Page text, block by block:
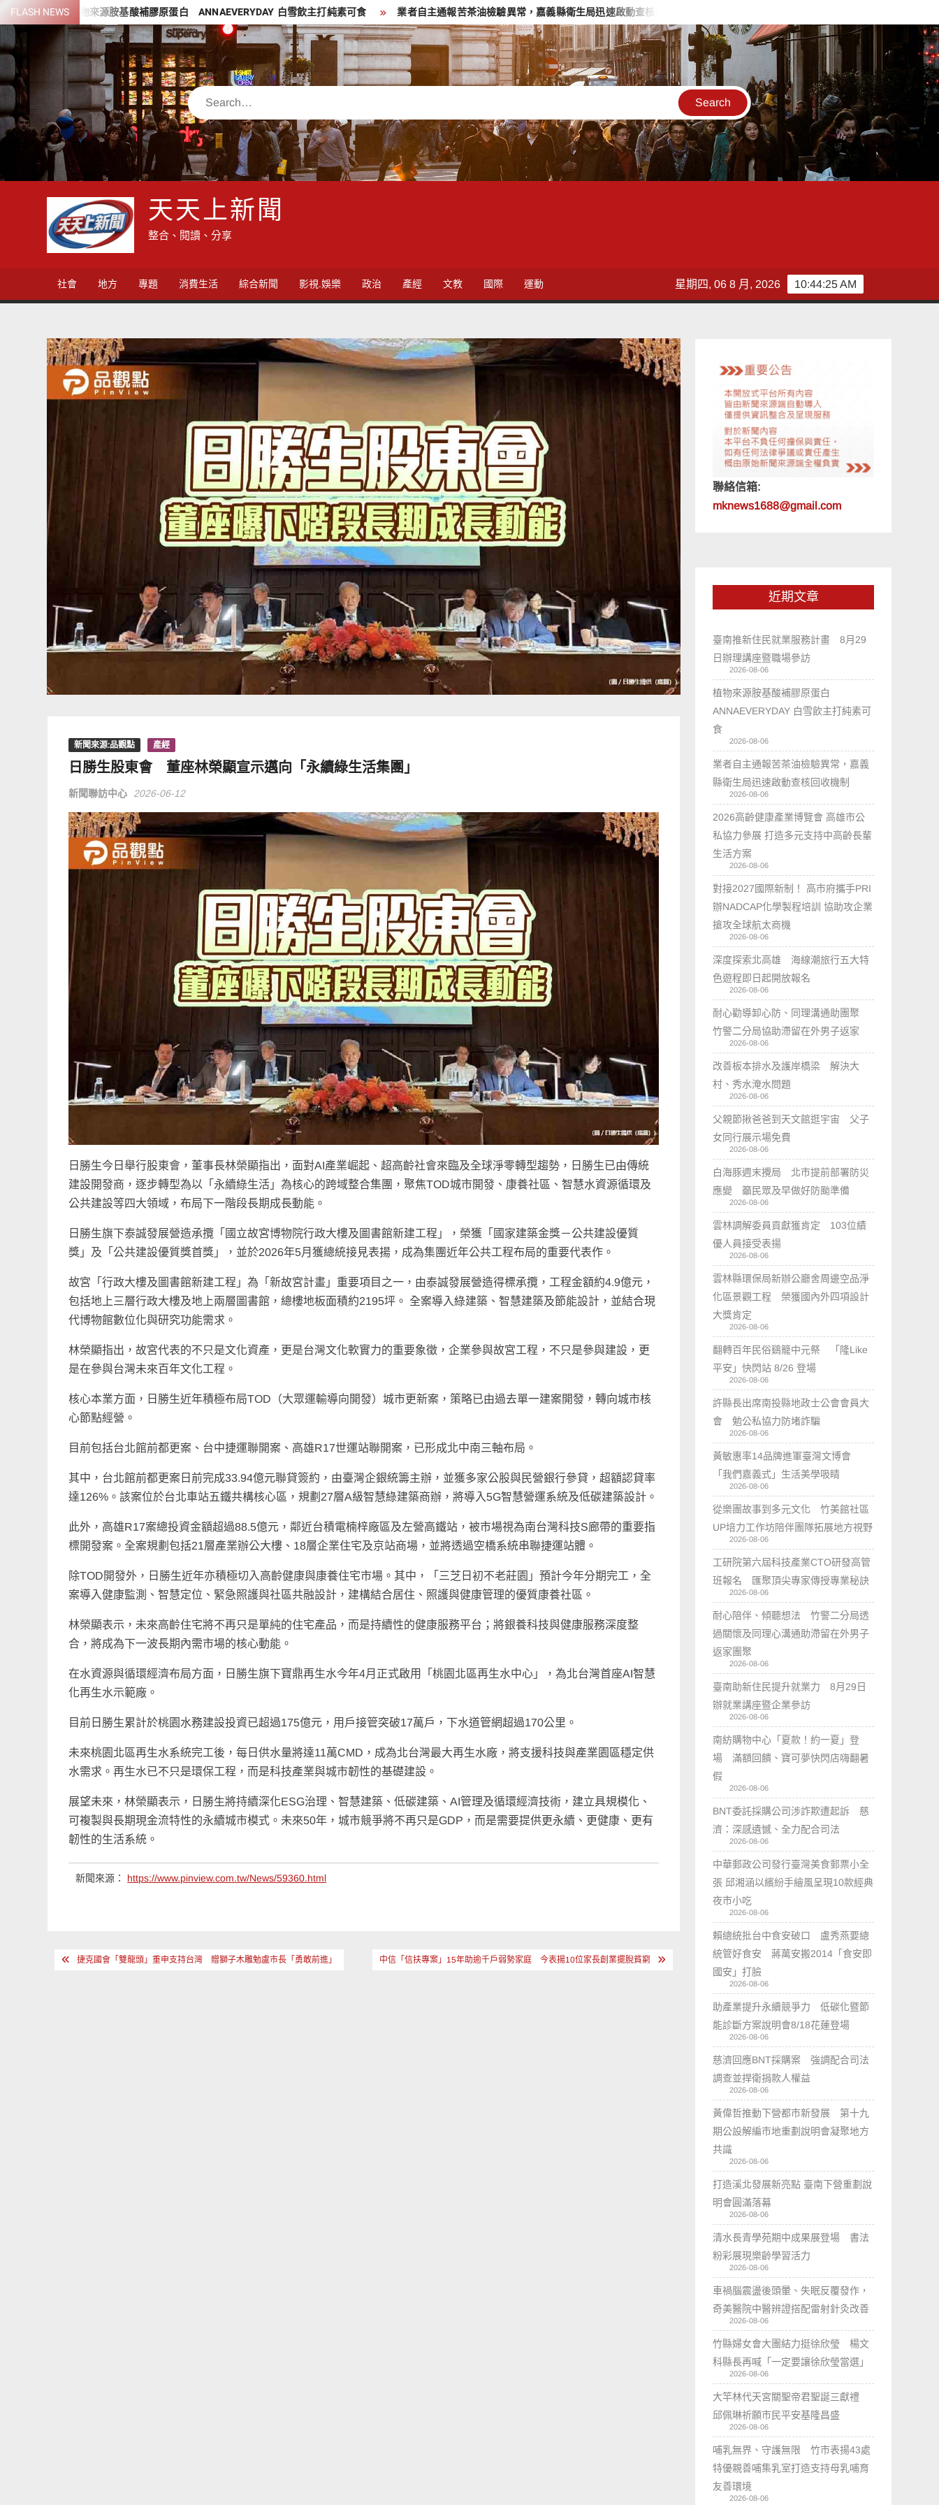
Skip
to
content
FLASH NEWS
植物來源胺基酸補膠原蛋白 ANNAEVERYDAY 白雪飲主打純素可食 業者自主通報苦茶油檢驗異常，嘉義縣衛生局迅速啟動查核回收機制
Search
天天上新聞
整合、閱讀、分享
社會 地方 專題 消費生活 綜合新聞 影視.娛樂 政治 產經 文教 國際 運動 10:44:26 AM
星期四, 06 8 月, 2026
新聞來源:品觀點 產經
日勝生股東會 董座林榮顯宣示邁向「永續綠生活集團」
新聞聯訪中心 2026-06-12
日勝生今日舉行股東會，董事長林榮顯指出，面對AI產業崛起、超高齡社會來臨及全球淨零轉型趨勢，日勝生已由傳統
建設開發商，逐步轉型為以「永續綠生活」為核心的跨域整合集團，聚焦TOD城市開發、康養社區、智慧水資源循環及
公共建設等四大領域，布局下一階段長期成長動能。
日勝生旗下泰誠發展營造承攬「國立故宮博物院行政大樓及圖書館新建工程」，榮獲「國家建築金獎－公共建設優質
獎」及「公共建設優質獎首獎」，並於2026年5月獲總統接見表揚，成為集團近年公共工程布局的重要代表作。
故宮「行政大樓及圖書館新建工程」為「新故宮計畫」重要項目之一，由泰誠發展營造得標承攬，工程金額約4.9億元，
包括地上三層行政大樓及地上兩層圖書館，總樓地板面積約2195坪。 全案導入綠建築、智慧建築及節能設計，並結合現
代博物館數位化與研究功能需求。
林榮顯指出，故宮代表的不只是文化資產，更是台灣文化軟實力的重要象徵，企業參與故宮工程，不只是參與建設，更
是在參與台灣未來百年文化工程。
核心本業方面，日勝生近年積極布局TOD（大眾運輸導向開發）城市更新案，策略已由過去單一建案開發，轉向城市核
心節點經營。
目前包括台北館前都更案、台中捷運聯開案、高雄R17世運站聯開案，已形成北中南三軸布局。
其中，台北館前都更案日前完成33.94億元聯貸簽約，由臺灣企銀統籌主辦，並獲多家公股與民營銀行參貸，超額認貸率
達126%。該案位於台北車站五鐵共構核心區，規劃27層A級智慧綠建築商辦，將導入5G智慧營運系統及低碳建築設計。
此外，高雄R17案總投資金額超過88.5億元，鄰近台積電楠梓廠區及左營高鐵站，被市場視為南台灣科技S廊帶的重要指
標開發案。全案規劃包括21層產業辦公大樓、18層企業住宅及京站商場，並將透過空橋系統串聯捷運站體。
除TOD開發外，日勝生近年亦積極切入高齡健康與康養住宅市場。其中，「三芝日初不老莊園」預計今年分期完工，全
案導入健康監測、智慧定位、緊急照護與社區共融設計，建構結合居住、照護與健康管理的優質康養社區。
林榮顯表示，未來高齡住宅將不再只是單純的住宅產品，而是持續性的健康服務平台；將銀養科技與健康服務深度整
合，將成為下一波長期內需市場的核心動能。
在水資源與循環經濟布局方面，日勝生旗下寶鼎再生水今年4月正式啟用「桃園北區再生水中心」，為北台灣首座AI智慧
化再生水示範廠。
目前日勝生累計於桃園水務建設投資已超過175億元，用戶接管突破17萬戶，下水道管網超過170公里。
未來桃園北區再生水系統完工後，每日供水量將達11萬CMD，成為北台灣最大再生水廠，將支援科技與產業園區穩定供
水需求。再生水已不只是環保工程，而是科技產業與城市韌性的基礎建設。
展望未來，林榮顯表示，日勝生將持續深化ESG治理、智慧建築、低碳建築、AI管理及循環經濟技術，建立具規模化、
可複製與長期現金流特性的永續城市模式。未來50年，城市競爭將不再只是GDP，而是需要提供更永續、更健康、更有
韌性的生活系統。
新聞來源： https://www.pinview.com.tw/News/59360.html
文 捷克國會「雙龍頭」重申支持台灣 贈獅子木雕勉盧市長「勇敢前進」 中信「信扶專案」15年助逾千戶弱勢家庭 今表揚10位家長創業擺脫貧窮
聯絡信箱:
mknews1688@gmail.com
近期文章
臺南推新住民就業服務計畫 8月29
日辦理講座暨職場參訪
2026-08-06
植物來源胺基酸補膠原蛋白
ANNAEVERYDAY 白雪飲主打純素可
食
2026-08-06
業者自主通報苦茶油檢驗異常，嘉義
縣衛生局迅速啟動查核回收機制
2026-08-06
2026高齡健康產業博覽會 高雄市公
私協力參展 打造多元支持中高齡長輩
生活方案
2026-08-06
對接2027國際新制！ 高市府攜手PRI
辦NADCAP化學製程培訓 協助攻企業
搶攻全球航太商機
2026-08-06
深度探索北高雄 海線潮旅行五大特
色遊程即日起開放報名
2026-08-06
耐心勸導卸心防、同理溝通助團聚
竹警二分局協助滯留在外男子返家
2026-08-06
改善板本排水及護岸橋梁 解決大
村、秀水淹水問題
2026-08-06
父親節揪爸爸到天文館逛宇宙 父子
女同行展示場免費
2026-08-06
白海豚週末攪局 北市提前部署防災
應變 籲民眾及早做好防颱準備
2026-08-06
雲林調解委員貢獻獲肯定 103位績
優人員接受表揚
2026-08-06
雲林縣環保局新辦公廳舍周邊空品淨
化區景觀工程 榮獲國內外四項設計
大獎肯定
2026-08-06
翻轉百年民俗鷄籠中元祭 「隆Like
平安」快閃站 8/26 登場
2026-08-06
許縣長出席南投縣地政士公會會員大
會 勉公私協力防堵詐騙
2026-08-06
黃敏惠率14品牌進軍臺灣文博會
「我們嘉義式」生活美學吸睛
2026-08-06
從樂團故事到多元文化 竹美館社區
UP培力工作坊陪伴團隊拓展地方視野
2026-08-06
工研院第六屆科技產業CTO研發高管
班報名 匯聚頂尖專家傳授專業秘訣
2026-08-06
耐心陪伴、傾聽想法 竹警二分局透
過關懷及同理心溝通助滯留在外男子
返家團聚
2026-08-06
臺南助新住民提升就業力 8月29日
辦就業講座暨企業參訪
2026-08-06
南紡購物中心「夏款！約一夏」登
場 滿額回饋、寶可夢快閃店嗨翻暑
假
2026-08-06
BNT委託採購公司涉詐欺遭起訴 慈
濟：深感遺憾、全力配合司法
2026-08-06
中華郵政公司發行臺灣美食郵票小全
張 邱湘涵以繽紛手繪風呈現10款經典
夜市小吃
2026-08-06
賴總統批台中食安破口 盧秀燕要總
統管好食安 蔣萬安搬2014「食安即
國安」打臉
2026-08-06
助產業提升永續競爭力 低碳化暨節
能診斷方案說明會8/18花蓮登場
2026-08-06
慈濟回應BNT採購案 強調配合司法
調查並捍衛捐款人權益
2026-08-06
黃偉哲推動下營都市新發展 第十九
期公設解編市地重劃說明會凝聚地方
共識
2026-08-06
打造溪北發展新亮點 臺南下營重劃說
明會圓滿落幕
2026-08-06
清水長青學苑期中成果展登場 書法
粉彩展現樂齡學習活力
2026-08-06
車禍腦震盪後頭暈、失眠反覆發作，
奇美醫院中醫辨證搭配雷射針灸改善
2026-08-06
竹縣婦女會大團結力挺徐欣瑩 楊文
科縣長再喊「一定要讓徐欣瑩當選」
2026-08-06
大竿林代天宮關聖帝君聖誕三獻禮
邱佩琳祈願市民平安基隆昌盛
2026-08-06
哺乳無界、守護無限 竹市表揚43處
特優親善哺集乳室打造支持母乳哺育
友善環境
2026-08-06